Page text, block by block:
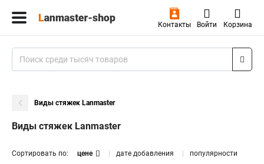
Контакты Войти Корзина
Виды стяжек Lanmaster
Виды стяжек Lanmaster
Сортировать по: цене дате добавления популярности